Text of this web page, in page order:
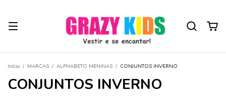
Início / MARCAS / ALPHABETO MENINAS / CONJUNTOS INVERNO
CONJUNTOS INVERNO